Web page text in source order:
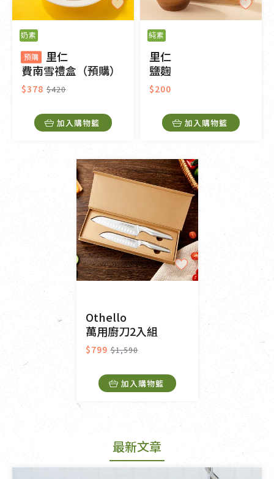
奶素
預購
里仁
費南雪禮盒（預購）
$378 $420
加入購物籃
純素
里仁
鹽麴
$200
加入購物籃
Othello
萬用廚刀2入組
$799 $1,590
加入購物籃
最新文章